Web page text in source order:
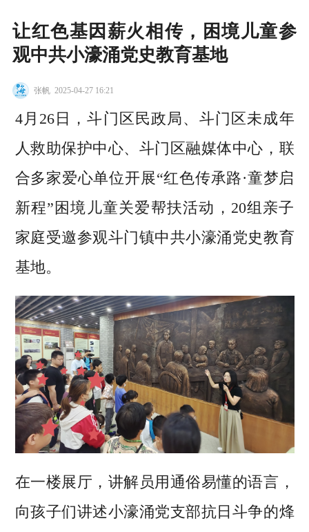
让红色基因薪火相传，困境儿童参
观中共小濠涌党史教育基地
张帆 2025-04-27 16:21
4月26日，斗门区民政局、斗门区未成年
人救助保护中心、斗门区融媒体中心，联
合多家爱心单位开展“红色传承路·童梦启
新程”困境儿童关爱帮扶活动，20组亲子
家庭受邀参观斗门镇中共小濠涌党史教育
基地。
在一楼展厅，讲解员用通俗易懂的语言，
向孩子们讲述小濠涌党支部抗日斗争的烽